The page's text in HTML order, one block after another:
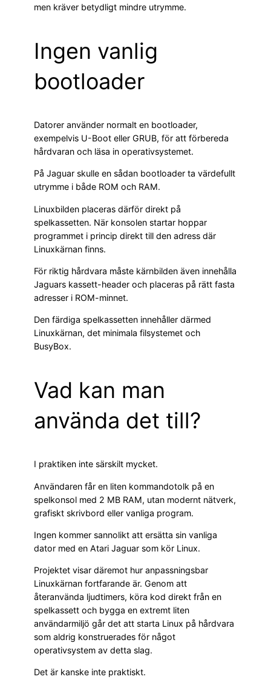
men kräver betydligt mindre utrymme.
Ingen vanlig
bootloader
Datorer använder normalt en bootloader,
exempelvis U-Boot eller GRUB, för att förbereda
hårdvaran och läsa in operativsystemet.
På Jaguar skulle en sådan bootloader ta värdefullt
utrymme i både ROM och RAM.
Linuxbilden placeras därför direkt på
spelkassetten. När konsolen startar hoppar
programmet i princip direkt till den adress där
Linuxkärnan finns.
För riktig hårdvara måste kärnbilden även innehålla
Jaguars kassett-header och placeras på rätt fasta
adresser i ROM-minnet.
Den färdiga spelkassetten innehåller därmed
Linuxkärnan, det minimala filsystemet och
BusyBox.
Vad kan man
använda det till?
I praktiken inte särskilt mycket.
Användaren får en liten kommandotolk på en
spelkonsol med 2 MB RAM, utan modernt nätverk,
grafiskt skrivbord eller vanliga program.
Ingen kommer sannolikt att ersätta sin vanliga
dator med en Atari Jaguar som kör Linux.
Projektet visar däremot hur anpassningsbar
Linuxkärnan fortfarande är. Genom att
återanvända ljudtimers, köra kod direkt från en
spelkassett och bygga en extremt liten
användarmiljö går det att starta Linux på hårdvara
som aldrig konstruerades för något
operativsystem av detta slag.
Det är kanske inte praktiskt.